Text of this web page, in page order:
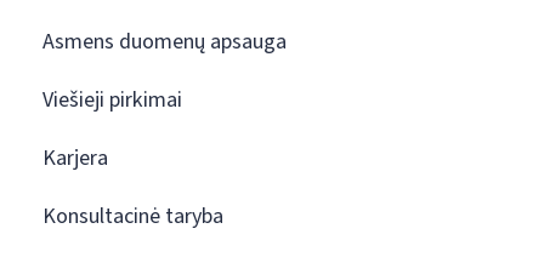
Asmens duomenų apsauga
Viešieji pirkimai
Karjera
Konsultacinė taryba